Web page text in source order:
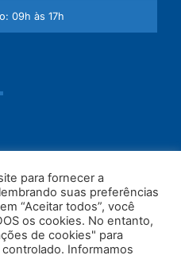
09h às 17h
para fornecer a
suas preferências
“Aceitar todos”, você
os cookies. No entanto,
de cookies" para
Informamos